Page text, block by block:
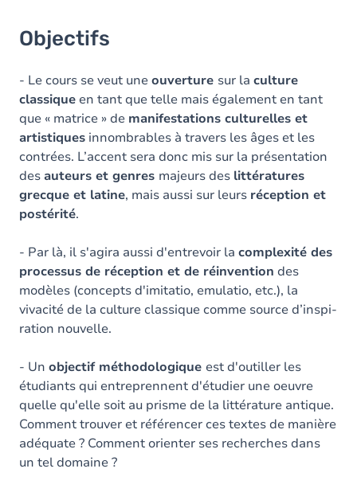
Objectifs
- Le cours se veut uneouverture sur la culture
classique en tant que telle mais également en tant
que « matrice » de manifestations culturelles et
artistiques innombrables à travers les âges et les
contrées. L’accent sera donc mis sur la présentation
desauteurs et genres majeurs des littératures
grecque et latine, mais aussi sur leurs réception et
postérité.
- Par là, il s'agira aussi d'entrevoir la complexité des
processus de réception et de réinvention des
modèles (concepts d'imitatio, emulatio, etc.), la
vivacité de la culture classique comme source d’inspi­
ration nouvelle.
- Un objectif méthodologique est d'outiller les
étudiants qui entreprennent d'étudier une oeuvre
quelle qu'elle soit au prisme de la littérature antique.
Comment trouver et référencer ces textes de manière
adéquate ? Comment orienter ses recherches dans
un tel domaine ?